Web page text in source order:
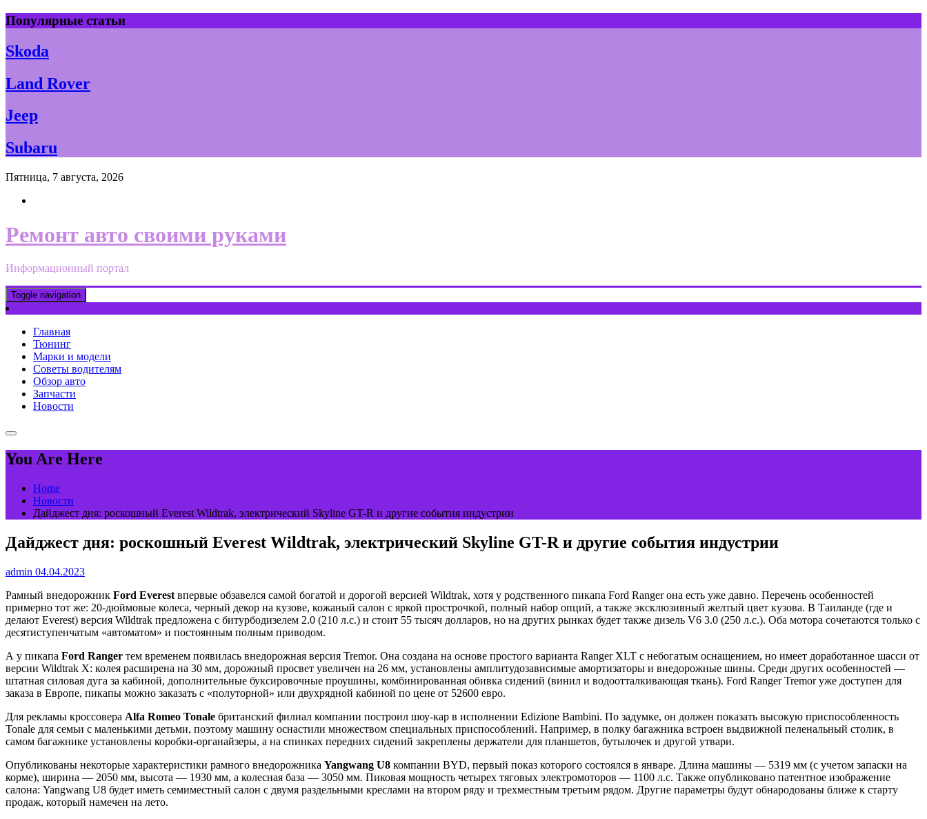
Skip
to
content
Популярные статьи
Skoda
Land Rover
Jeep
Subaru
Пятница, 7 августа, 2026
Ремонт авто своими руками
Информационный портал
Toggle navigation
Главная
Тюнинг
Марки и модели
Советы водителям
Обзор авто
Запчасти
Новости
You Are Here
Home
Новости
Дайджест дня: роскошный Everest Wildtrak, электрический Skyline GT-R и другие события индустрии
Дайджест дня: роскошный Everest Wildtrak, электрический Skyline GT-R и другие события индустрии
admin 04.04.2023
Рамный внедорожник Ford Everest впервые обзавелся самой богатой и дорогой версией Wildtrak, хотя у родственного пикапа Ford Ranger она есть уже давно. Перечень особенностей
примерно тот же: 20-дюймовые колеса, черный декор на кузове, кожаный салон с яркой прострочкой, полный набор опций, а также эксклюзивный желтый цвет кузова. В Таиланде (где и
делают Everest) версия Wildtrak предложена с битурбодизелем 2.0 (210 л.с.) и стоит 55 тысяч долларов, но на других рынках будет также дизель V6 3.0 (250 л.с.). Оба мотора сочетаются только с
десятиступенчатым «автоматом» и постоянным полным приводом.
А у пикапа Ford Ranger тем временем появилась внедорожная версия Tremor. Она создана на основе простого варианта Ranger XLT с небогатым оснащением, но имеет доработанное шасси от
версии Wildtrak X: колея расширена на 30 мм, дорожный просвет увеличен на 26 мм, установлены амплитудозависимые амортизаторы и внедорожные шины. Среди других особенностей —
штатная силовая дуга за кабиной, дополнительные буксировочные проушины, комбинированная обивка сидений (винил и водоотталкивающая ткань). Ford Ranger Tremor уже доступен для
заказа в Европе, пикапы можно заказать с «полуторной» или двухрядной кабиной по цене от 52600 евро.
Для рекламы кроссовера Alfa Romeo Tonale британский филиал компании построил шоу-кар в исполнении Edizione Bambini. По задумке, он должен показать высокую приспособленность
Tonale для семьи с маленькими детьми, поэтому машину оснастили множеством специальных приспособлений. Например, в полку багажника встроен выдвижной пеленальный столик, в
самом багажнике установлены коробки-органайзеры, а на спинках передних сидений закреплены держатели для планшетов, бутылочек и другой утвари.
Опубликованы некоторые характеристики рамного внедорожника Yangwang U8 компании BYD, первый показ которого состоялся в январе. Длина машины — 5319 мм (с учетом запаски на
корме), ширина — 2050 мм, высота — 1930 мм, а колесная база — 3050 мм. Пиковая мощность четырех тяговых электромоторов — 1100 л.с. Также опубликовано патентное изображение
салона: Yangwang U8 будет иметь семиместный салон с двумя раздельными креслами на втором ряду и трехместным третьим рядом. Другие параметры будут обнародованы ближе к старту
продаж, который намечен на лето.